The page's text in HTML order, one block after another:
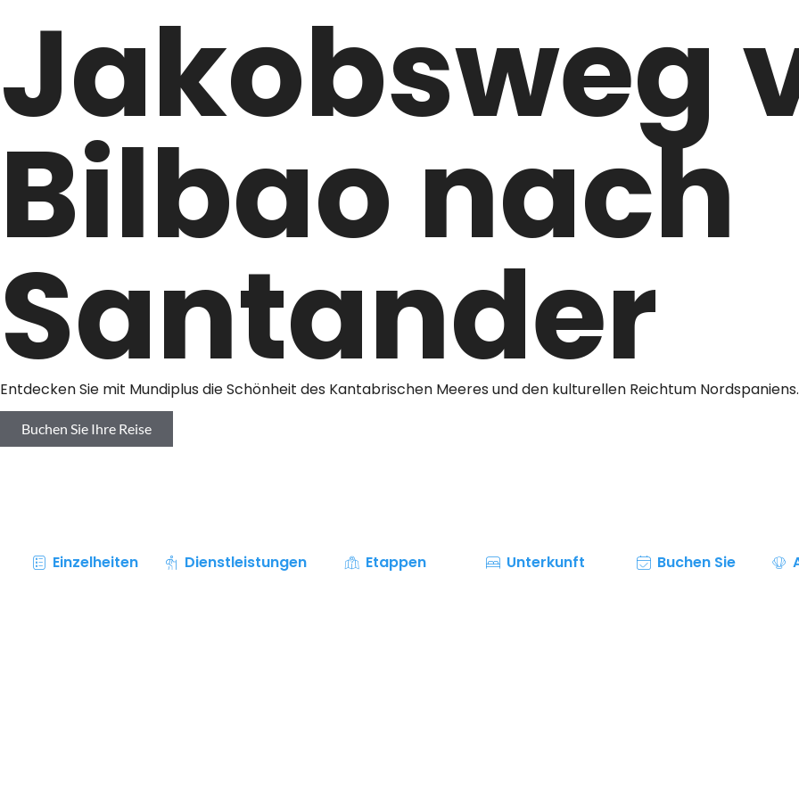
Jakobsweg
Bilbao nach
Santander
Entdecken Sie mit Mundiplus die Schönheit des Kantabrischen Meeres und den kulturellen Reichtum Nordspaniens.
Buchen Sie Ihre Reise
Einzelheiten Dienstleistungen Etappen Unterkunft Buchen Sie